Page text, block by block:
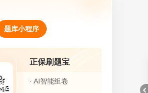
题库小程序
正保刷题宝
· AI智能组卷